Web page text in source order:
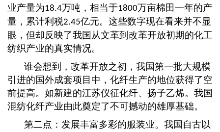
业产量为18.4万吨，相当于1800万亩棉田一年的产
量，累计利税2.45亿元。这些数字现在看来并不显
眼，但却反映了我国从文革到改革开放初期的化工
纺织产业的真实情况。
谁会想到，改革开放之初，我国第一批大规模
引进的国外成套项目中，化纤生产的地位获得了空
前提高。如新建的江苏仪征化纤、扬子乙烯。我国
混纺化纤产业由此奠定了不可撼动的雄厚基础。
第二点：发展丰富多彩的服装业。我国自古以